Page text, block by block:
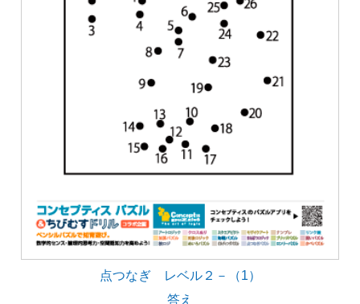
点つなぎ レベル２－（1）
答え